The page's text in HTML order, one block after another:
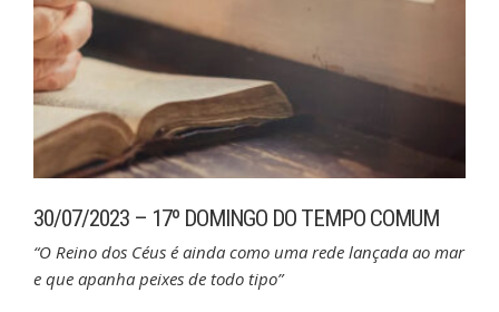
30/07/2023 – 17º DOMINGO DO TEMPO COMUM
“O Reino dos Céus é ainda como uma rede lançada ao mar
e que apanha peixes de todo tipo”